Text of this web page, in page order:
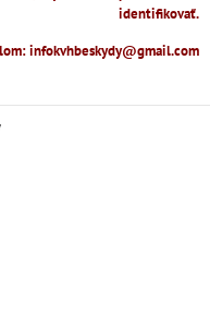
identifikovať.
infokvhbeskydy@gmail.com